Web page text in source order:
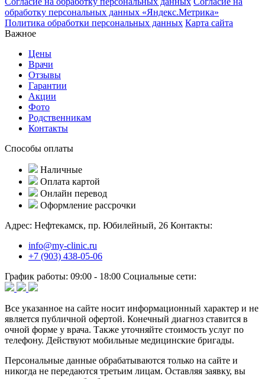
обработку персональных данных «Яндекс.Метрика»
Политика обработки персональных данных Карта сайта
Важное
Цены
Врачи
Отзывы
Гарантии
Акции
Фото
Родственникам
Контакты
Способы оплаты
Наличные
Оплата картой
Онлайн перевод
Оформление рассрочки
Адрес: Нефтекамск, пр. Юбилейный, 26 Контакты:
info@my-clinic.ru
+7 (903) 438-05-06
График работы: 09:00 - 18:00 Социальные сети:
Все указанное на сайте носит информационный характер и не
является публичной офертой. Конечный диагноз ставится в
очной форме у врача. Также уточняйте стоимость услуг по
телефону. Действуют мобильные медицинские бригады.
Персональные данные обрабатываются только на сайте и
никогда не передаются третьим лицам. Оставляя заявку, вы